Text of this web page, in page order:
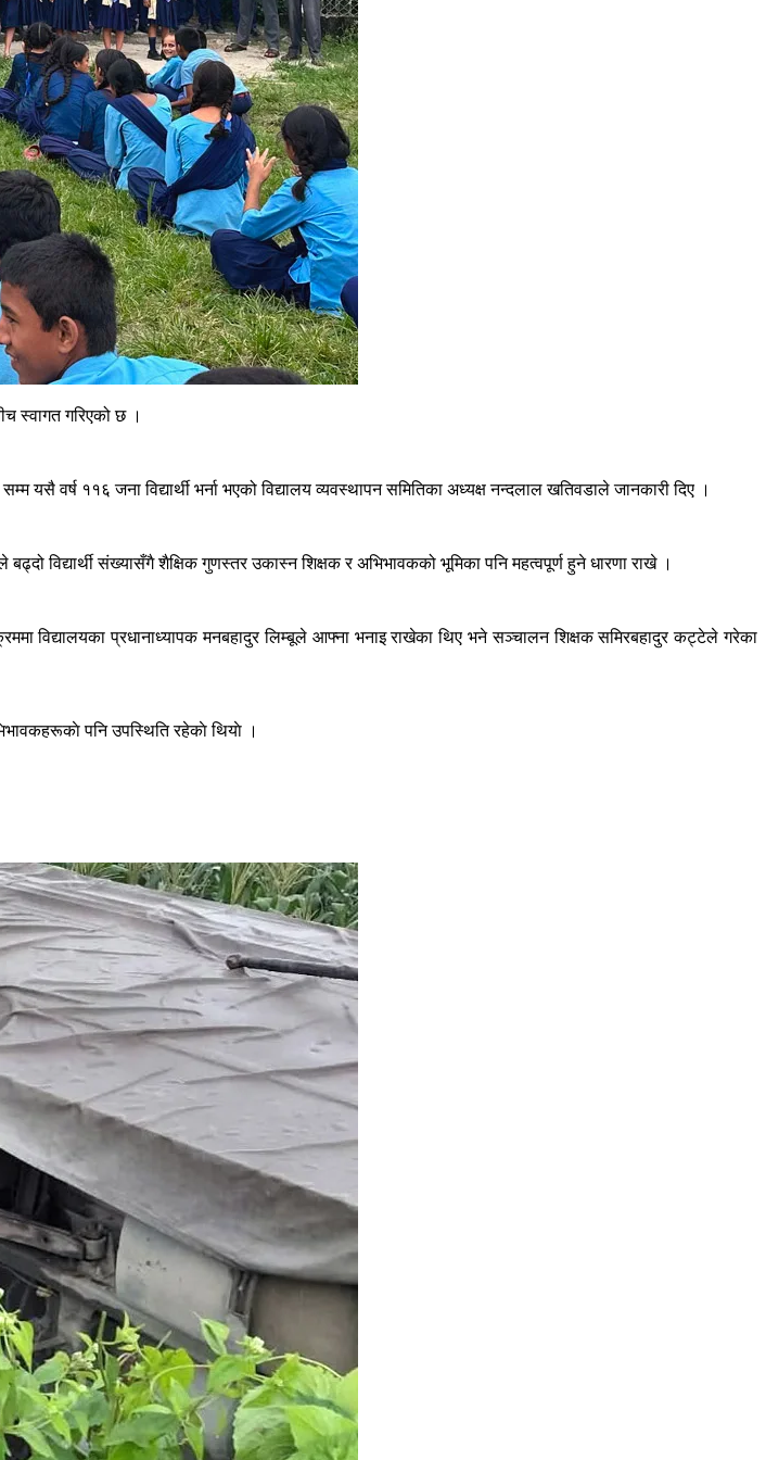
स्वागत गरिएको छ ।
यसै वर्ष ११६ जना विद्यार्थी भर्ना भएको विद्यालय व्यवस्थापन समितिका अध्यक्ष नन्दलाल खतिवडाले जानकारी दिए ।
विद्यार्थी संख्यासँगै शैक्षिक गुणस्तर उकास्न शिक्षक र अभिभावकको भूमिका पनि महत्वपूर्ण हुने धारणा राखे ।
विद्यालयका प्रधानाध्यापक मनबहादुर लिम्बूले आफ्ना भनाइ राखेका थिए भने सञ्चालन शिक्षक समिरबहादुर कट्टेले गरेका
पनि उपस्थिति रहेकाे थियाे ।